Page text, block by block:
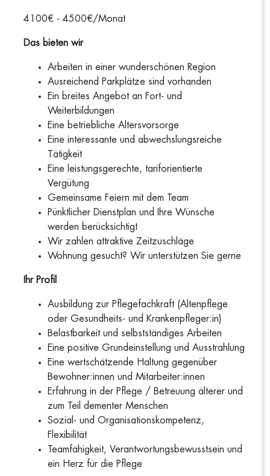
4100€ - 4500€/Monat
Das bieten wir
Arbeiten in einer wunderschönen Region
Ausreichend Parkplätze sind vorhanden
Ein breites Angebot an Fort- und
Weiterbildungen
Eine betriebliche Altersvorsorge
Eine interessante und abwechslungsreiche
Tätigkeit
Eine leistungsgerechte, tariforientierte
Vergütung
Gemeinsame Feiern mit dem Team
Pünktlicher Dienstplan und Ihre Wünsche
werden berücksichtigt
Wir zahlen attraktive Zeitzuschläge
Wohnung gesucht? Wir unterstützen Sie gerne
Ihr Profil
Ausbildung zur Pflegefachkraft (Altenpflege
oder Gesundheits- und Krankenpfleger:in)
Belastbarkeit und selbstständiges Arbeiten
Eine positive Grundeinstellung und Ausstrahlung
Eine wertschätzende Haltung gegenüber
Bewohner:innen und Mitarbeiter:innen
Erfahrung in der Pflege / Betreuung älterer und
zum Teil dementer Menschen
Sozial- und Organisationskompetenz,
Flexibilität
Teamfähigkeit, Verantwortungsbewusstsein und
ein Herz für die Pflege